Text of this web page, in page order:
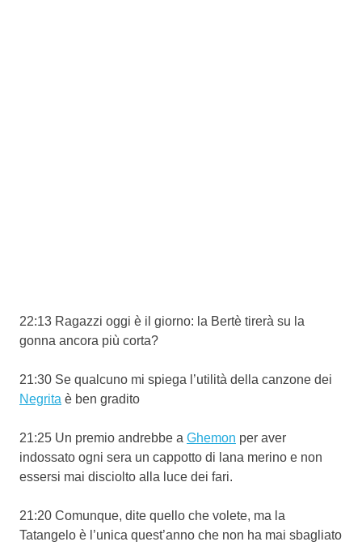
22:13 Ragazzi oggi è il giorno: la Bertè tirerà su la
gonna ancora più corta?
21:30 Se qualcuno mi spiega l’utilità della canzone dei
Negrita è ben gradito
21:25 Un premio andrebbe a Ghemon per aver
indossato ogni sera un cappotto di lana merino e non
essersi mai disciolto alla luce dei fari.
21:20 Comunque, dite quello che volete, ma la
Tatangelo è l’unica quest’anno che non ha mai sbagliato